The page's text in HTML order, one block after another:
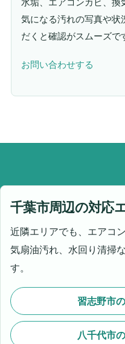
気になる汚れの写真や状
だくと確認がスムーズで
お問い合わせする
千葉市周辺の対応
近隣エリアでも、エアコ
気扇油汚れ、水回り清掃
す。
習志野市
八千代市